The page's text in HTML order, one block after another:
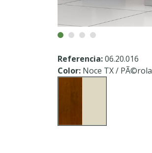
Referencia:06.20.016
Color: Noce TX / PÃ©rola